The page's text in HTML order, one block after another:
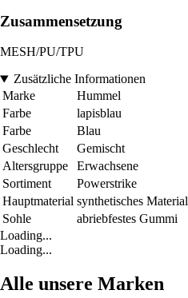
Zusammensetzung
MESH/PU/TPU
Zusätzliche Informationen
Marke
Hummel
Farbe
lapisblau
Farbe
Blau
Geschlecht
Gemischt
Altersgruppe
Erwachsene
Sortiment
Powerstrike
Hauptmaterial synthetisches Material
Sohle
abriebfestes Gummi
Loading...
Loading...
Alle unsere Marken